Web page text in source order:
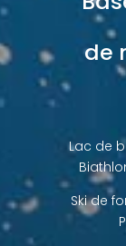
de
Lac de
Ski de